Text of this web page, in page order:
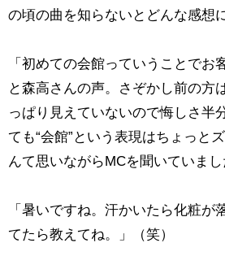
の頃の曲を知らないとどんな感想
「初めての会館っていうことでお
と森高さんの声。さぞかし前の方
っぱり見えていないので悔しさ半
ても“会館”という表現はちょっと
んて思いながらMCを聞いていまし
「暑いですね。汗かいたら化粧が
てたら教えてね。」（笑）